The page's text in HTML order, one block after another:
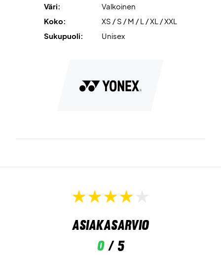
Tilaa Yonex T-shirt 16863 White ja koe huippuluokan
mukavuus
Väri:
Valkoinen
Koko:
XS / S / M / L / XL / XXL
Sukupuoli:
Unisex
Asiakasarvio
0/ 5